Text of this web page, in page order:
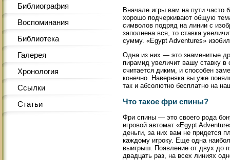
Библиография
Воспоминания
Библиотека
Галерея
Хронология
Ссылки
Статьи
Вначале игры вам на пути часто
хорошо подчеркивают общую
символов подряд на линии с
заполнена вся, то ставка
сумму. «Egypt Adventures»
Одна из них — это знаменитые
пирамид увеличит вашу ставку в
считается диким, и способен
конечно. Наверняка вы уже
так и абсолютно бесплатно на
Что такое фри спины?
Фри спины — это своего рода
игровой автомат «Egypt
деньги, за них вам не придется
каждому игроку. Еще одна
выигрыш. Появление от двух до
двадцать раз, на всех линиях